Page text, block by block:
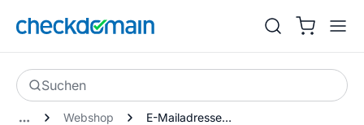
Suchen
Webshop E-Mailadresse für den Webshop ändern